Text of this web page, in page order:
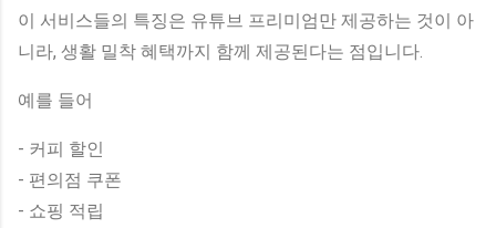
이 서비스들의 특징은 유튜브 프리미엄만 제공하는 것이 아
니라, 생활 밀착 혜택까지 함께 제공된다는 점입니다.
예를 들어
- 커피 할인
- 편의점 쿠폰
- 쇼핑 적립